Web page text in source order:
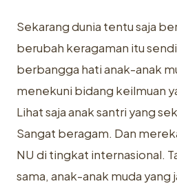
Sekarang dunia tentu saja
berubah keragaman itu
berbangga hati anak-anak
menekuni bidang keilmuan
Lihat saja anak santri yang
Sangat beragam. Dan
NU di tingkat internasional.
sama, anak-anak muda yang